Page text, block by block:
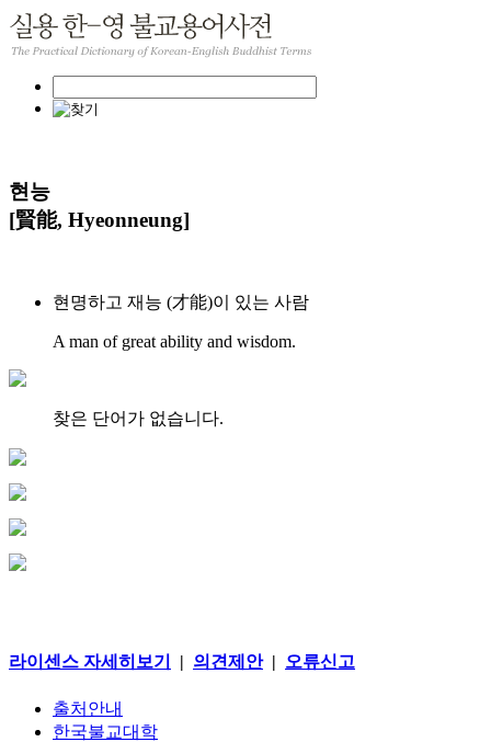
현능
[賢能, Hyeonneung]
현명하고 재능 (才能)이 있는 사람
A man of great ability and wisdom.
찾은 단어가 없습니다.
라이센스 자세히보기 | 의견제안| 오류신고
출처안내
한국불교대학